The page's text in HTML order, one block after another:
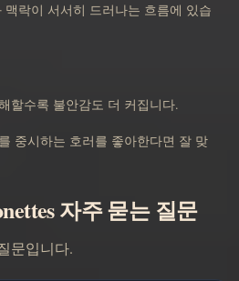
락이 서서히 드러나는 흐름에 있습
할수록 불안감도 더 커집니다.
중시하는 호러를 좋아한다면 잘 맞
자주 묻는 질문
문입니다.